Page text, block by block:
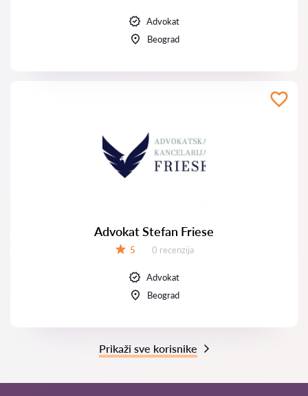
Advokat
Beograd
Advokat Stefan Friese
5 Recenzija:
0 recenzija
Advokat
Beograd
Prikaži sve korisnike